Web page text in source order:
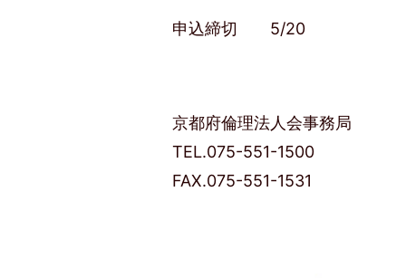
申込締切 5/20
京都府倫理法人会事務局
TEL.075-551-1500
FAX.075-551-1531